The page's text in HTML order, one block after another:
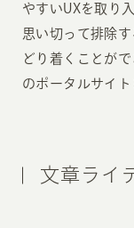
やすいUXを取り
思い切って排除
どり着くことが
のポータルサイト
文章ライ